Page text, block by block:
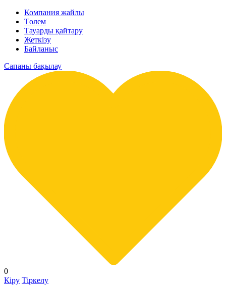
Компания жайлы
Төлем
Тауарды қайтару
Жеткізу
Байланыс
Сапаны бақылау
0
Кіру Тіркелу